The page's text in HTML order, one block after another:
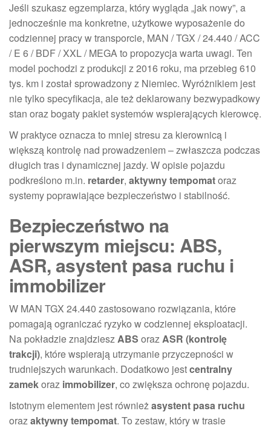
Jeśli szukasz egzemplarza, który wygląda „jak nowy”, a
jednocześnie ma konkretne, użytkowe wyposażenie do
codziennej pracy w transporcie, MAN / TGX / 24.440 / ACC
/ E 6 / BDF / XXL / MEGA to propozycja warta uwagi. Ten
model pochodzi z produkcji z 2016 roku, ma przebieg 610
tys. km i został sprowadzony z Niemiec. Wyróżnikiem jest
nie tylko specyfikacja, ale też deklarowany bezwypadkowy
stan oraz bogaty pakiet systemów wspierających kierowcę.
W praktyce oznacza to mniej stresu za kierownicą i
większą kontrolę nad prowadzeniem – zwłaszcza podczas
długich tras i dynamicznej jazdy. W opisie pojazdu
podkreślono m.in. retarder, aktywny tempomatoraz
systemy poprawiające bezpieczeństwo i stabilność.
Bezpieczeństwo na
pierwszym miejscu: ABS,
ASR, asystent pasa ruchu i
immobilizer
W MAN TGX 24.440 zastosowano rozwiązania, które
pomagają ograniczać ryzyko w codziennej eksploatacji.
Na pokładzie znajdzieszABS orazASR (kontrolę
trakcji), które wspierają utrzymanie przyczepności w
trudniejszych warunkach. Dodatkowo jestcentralny
zamekoraz immobilizer, co zwiększa ochronę pojazdu.
Istotnym elementem jest równieżasystent pasa ruchu
orazaktywny tempomat. To zestaw, który w trasie